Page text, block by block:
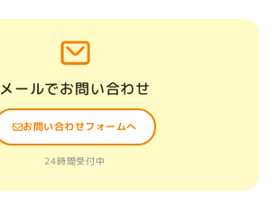
メールでお問い合わせ
お問い合わせフォームへ
24時間受付中